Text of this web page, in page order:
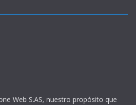
Web S.AS, nuestro propósito que